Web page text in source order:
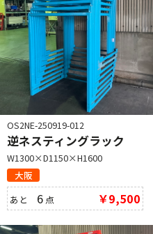
OS2NE-250919-012
逆ネスティングラック
W1300×D1150×H1600
大阪
あと 6 点 ￥9,500